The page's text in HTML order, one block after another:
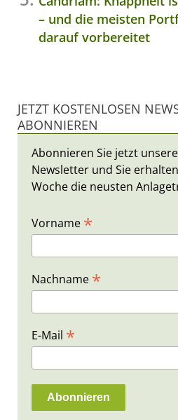
– und die meisten
darauf vorbereitet
JETZT KOSTENLOSEN
ABONNIEREN
Abonnieren Sie jetzt
Newsletter und Sie
Woche die neusten
Vorname *
Nachname *
E-Mail *